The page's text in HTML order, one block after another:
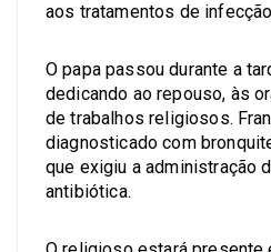
aos tratamentos de
O papa passou durante a
dedicando ao repouso, às
de trabalhos religiosos.
diagnosticado com
que exigiu a administração
antibiótica.